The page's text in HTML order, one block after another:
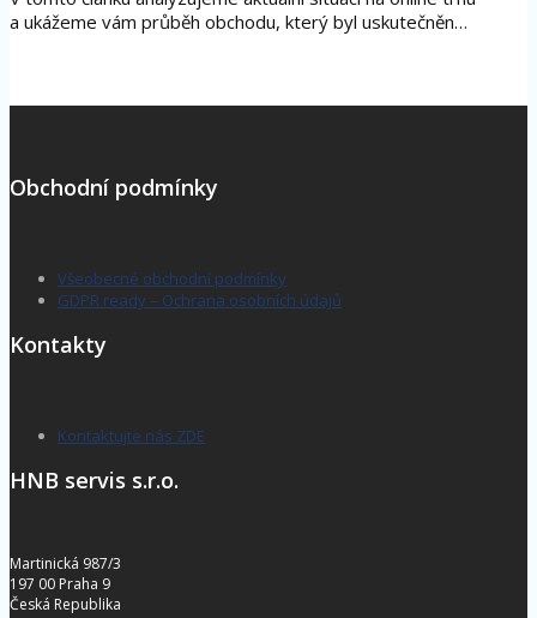
a ukážeme vám průběh obchodu, který byl uskutečněn…
Obchodní podmínky
Všeobecné obchodní podmínky
GDPR ready – Ochrana osobních údajů
Kontakty
Kontaktujte nás ZDE
HNB servis s.r.o.
Martinická 987/3
197 00 Praha 9
Česká Republika